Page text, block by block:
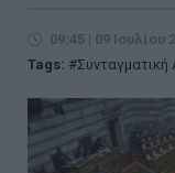
09:45 | 09 Ιουλίου
Tags: